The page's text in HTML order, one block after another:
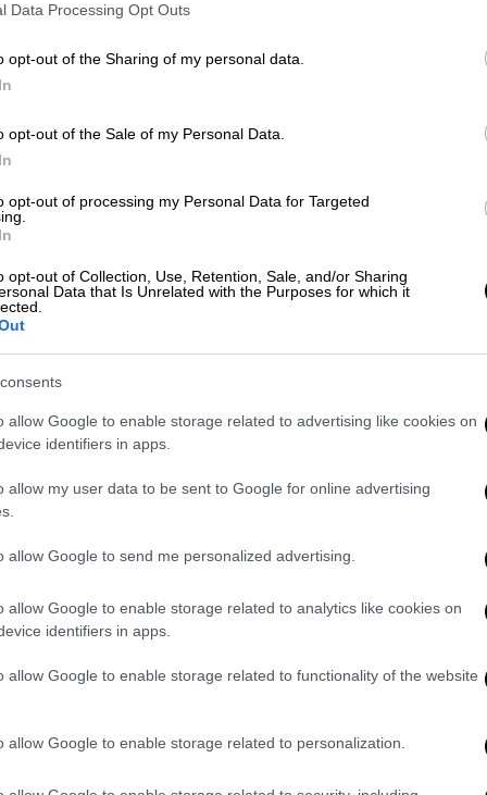
Data Processing Opt Outs
opt-out of the Sharing of my personal data.
opt-out of the Sale of my Personal Data.
opt-out of processing my Personal Data for Targeted
opt-out of Collection, Use, Retention, Sale, and/or Sharing
Data that Is Unrelated with the Purposes for which it
allow Google to enable storage related to advertising like cookies on
identifiers in apps.
allow my user data to be sent to Google for online advertising
allow Google to send me personalized advertising.
allow Google to enable storage related to analytics like cookies on
identifiers in apps.
allow Google to enable storage related to functionality of the website
allow Google to enable storage related to personalization.
καταστροφή για τα
καταστροφή της Vjosa
συστηματικό ξεπούλημα
και στην
παράκτιους οικοτόπους
του περασμένου Απριλίου βρίσκεται σε
προχωράχωρίς καμία μελέτη
άδειες
παρέχειπαραπλανητικές εξηγήσεις
εντοπίζονται στην
και εντός του
τμήμα του δέλτα του ποταμού Βιόσα,
Στην περιοχή αυτή έχει
θερέτρου
, το οποίο υποστηρίζεται
του Ντόναλντ Τραμπ), με τον
επιβεβαιώσει επίσημα τη σύνδεση των